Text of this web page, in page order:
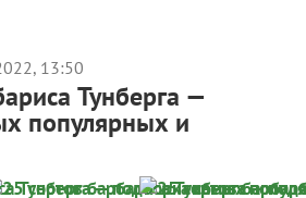
13:50
Тунберга —
популярных и